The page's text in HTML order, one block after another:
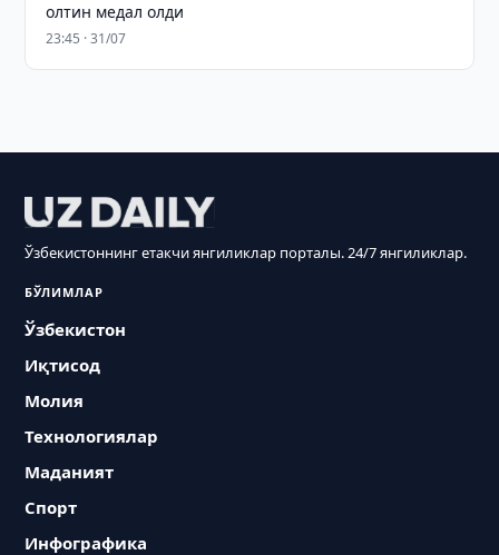
олтин медал олди
23:45 · 31/07
Ўзбекистоннинг етакчи янгиликлар порталы. 24/7 янгиликлар.
БЎЛИМЛАР
Ўзбекистон
Иқтисод
Молия
Технологиялар
Маданият
Спорт
Инфографика